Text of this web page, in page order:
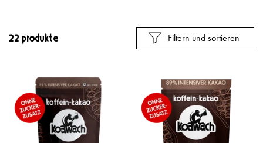
22 Produkte Filtern und sortieren